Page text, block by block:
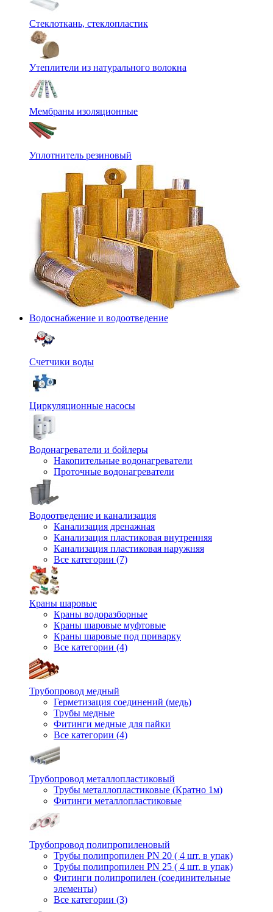
Стеклоткань, стеклопластик
Утеплители из натурального волокна
Мембраны изоляционные
Уплотнитель резиновый
Водоснабжение и водоотведение
Счетчики воды
Циркуляционные насосы
Водонагреватели и бойлеры
Накопительные водонагреватели
Проточные водонагреватели
Водоотведение и канализация
Канализация дренажная
Канализация пластиковая внутренняя
Канализация пластиковая наружняя
Все категории (7)
Краны шаровые
Краны водоразборные
Краны шаровые муфтовые
Краны шаровые под приварку
Все категории (4)
Трубопровод медный
Герметизация соединений (медь)
Трубы медные
Фитинги медные для пайки
Все категории (4)
Трубопровод металлопластиковый
Трубы металлопластиковые (Кратно 1м)
Фитинги металлопластиковые
Трубопровод полипропиленовый
Трубы полипропилен PN 20 ( 4 шт. в упак)
Трубы полипропилен PN 25 ( 4 шт. в упак)
Фитинги полипропилен (cоединительные
элементы)
Все категории (3)